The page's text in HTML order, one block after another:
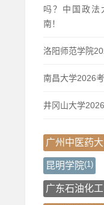
吗？中国政法
南！
洛阳师范学院
南昌大学2026
井冈山大学
广州中医药
昆明学院(1)
广东石油化